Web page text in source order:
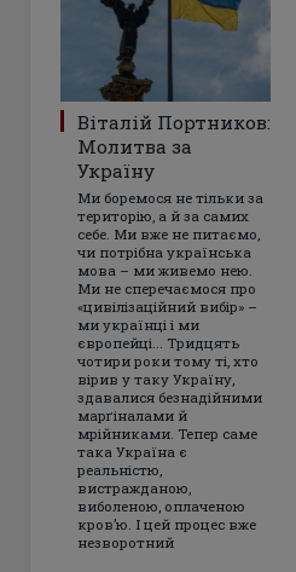
Віталій Портников:
Молитва за
Україну
Ми боремося не тільки за
територію, а й за самих
себе. Ми вже не питаємо,
чи потрібна українська
мова – ми живемо нею.
Ми не сперечаємося про
«цивілізаційний вибір» –
ми українці і ми
європейці... Тридцять
чотири роки тому ті, хто
вірив у таку Україну,
здавалися безнадійними
марґіналами й
мрійниками. Тепер саме
така Україна є
реальністю,
вистражданою,
виболеною, оплаченою
кров’ю. І цей процес вже
незворотний